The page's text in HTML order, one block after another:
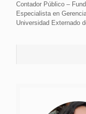
Contador Público –
Especialista en
Universidad Externado